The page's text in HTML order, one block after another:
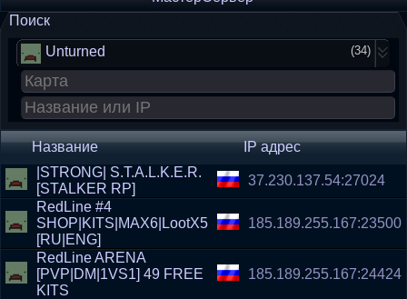
Поиск
Unturned
(34)
Название IP адрес
|STRONG| S.T.A.L.K.E.R.
[STALKER RP]
37.230.137.54:27024
RedLine #4
SHOP|KITS|MAX6|LootX5
[RU|ENG]
185.189.255.167:23500
RedLine ARENA
[PVP|DM|1VS1] 49 FREE
KITS
185.189.255.167:24424